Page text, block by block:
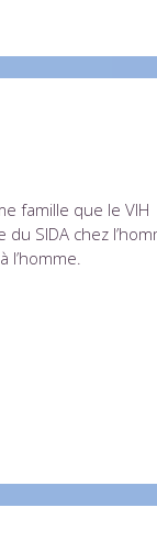
famille que le VIH
SIDA chez
l’homme.